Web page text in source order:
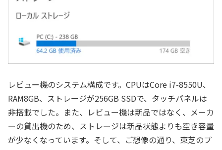
レビュー機のシステム構成です。CPUはCore i7-8550U、
RAM8GB、ストレージが256GB SSDで、タッチパネルは
非搭載でした。また、レビュー機は新品ではなく、メーカ
ーの貸出機のため、ストレージは新品状態よりも空き容量
が少なくなっています。そして、ご想像の通り、東芝のプ